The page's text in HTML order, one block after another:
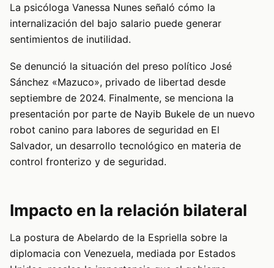
La psicóloga Vanessa Nunes señaló cómo la
internalización del bajo salario puede generar
sentimientos de inutilidad.
Se denunció la situación del preso político José
Sánchez «Mazuco», privado de libertad desde
septiembre de 2024. Finalmente, se menciona la
presentación por parte de Nayib Bukele de un nuevo
robot canino para labores de seguridad en El
Salvador, un desarrollo tecnológico en materia de
control fronterizo y de seguridad.
Impacto en la relación bilateral
La postura de Abelardo de la Espriella sobre la
diplomacia con Venezuela, mediada por Estados